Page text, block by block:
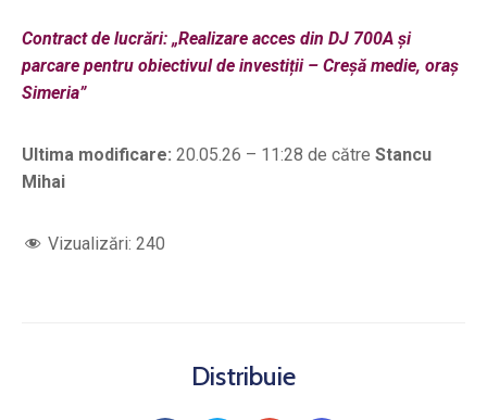
Contract de lucrări: „Realizare acces din DJ 700A și
parcare pentru obiectivul de investiții – Creșă medie, oraș
Simeria”
Ultima modificare: 20.05.26 – 11:28 de către Stancu
Mihai
Vizualizări: 240
Distribuie